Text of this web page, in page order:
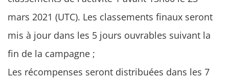
mars 2021 (UTC). Les classements finaux seront
mis à jour dans les 5 jours ouvrables suivant la
fin de la campagne ;
Les récompenses seront distribuées dans les 7